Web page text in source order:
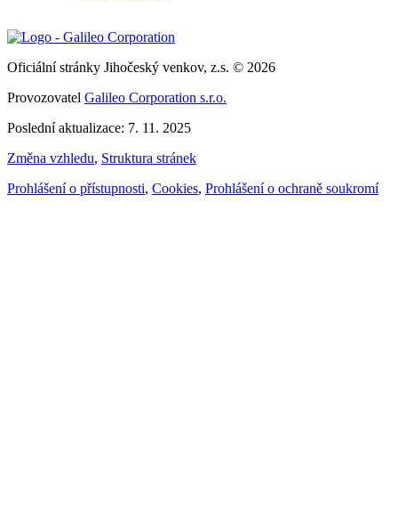
Oficiální stránky Jihočeský venkov, z.s. © 2026
Provozovatel Galileo Corporation s.r.o.
Poslední aktualizace: 7. 11. 2025
Změna vzhledu, Struktura stránek
Prohlášení o přístupnosti, Cookies, Prohlášení o ochraně soukromí